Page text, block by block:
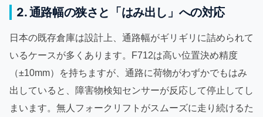
2. 通路幅の狭さと「はみ出し」への対応
日本の既存倉庫は設計上、通路幅がギリギリに詰められて
いるケースが多くあります。F712は高い位置決め精度
（±10mm）を持ちますが、通路に荷物がわずかでもはみ
出していると、障害物検知センサーが反応して停止してし
まいます。無人フォークリフトがスムーズに走り続けるた